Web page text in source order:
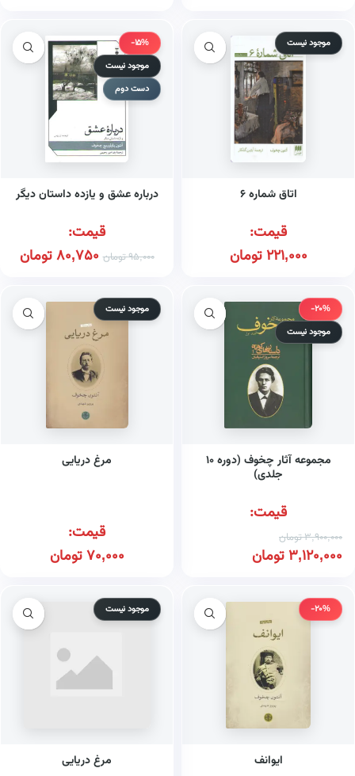
موجود نیست
اتاق شماره ۶
قیمت:
221,000تومان
-15%
موجود نیست
دست دوم
درباره عشق و یازده داستان دیگر
قیمت:
95,000تومان 80,750تومان
-20%
موجود نیست
مجموعه آثار چخوف (دوره ۱۰
جلدی)
قیمت:
3,900,000تومان
3,120,000تومان
موجود نیست
مرغ دریایی
قیمت:
70,000تومان
-20%
ایوانف
موجود نیست
مرغ دریایی